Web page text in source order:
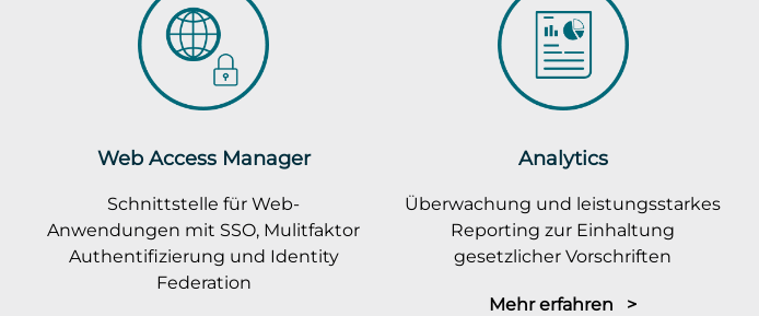
Web Access Manager
Schnittstelle für Web-
Anwendungen mit SSO, Mulitfaktor
Authentifizierung und Identity
Federation
Analytics
Überwachung und leistungsstarkes
Reporting zur Einhaltung
gesetzlicher Vorschriften
Mehr erfahren >